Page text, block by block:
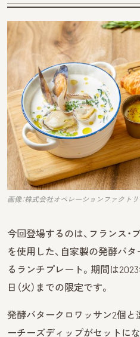
画像：株式会社オペレーションファクト
今回登場するのは、フランス
を使用した、自家製の発酵バ
るランチプレート。期間は2023
日（火）までの限定です。
発酵バタークロワッサン2個と
ーチーズディップがセットにな